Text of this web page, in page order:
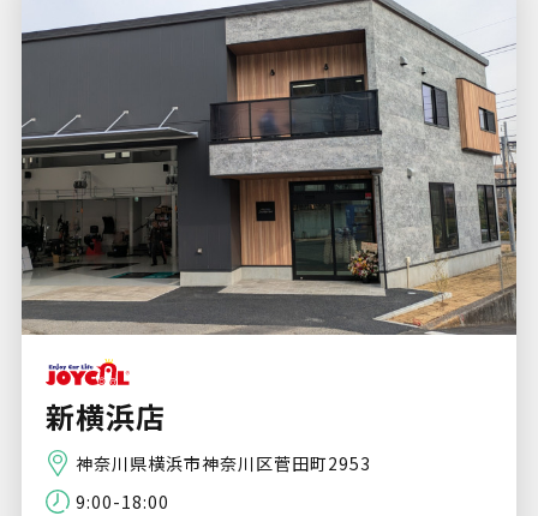
新横浜店
神奈川県横浜市神奈川区菅田町2953
9:00-18:00